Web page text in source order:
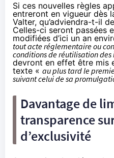
Si ces nouvelles règles
entreront en vigueur dès
Valter, qu’adviendra-t-il
Celles-ci seront passées
modifiées d’ici un an
tout acte réglementaire ou
conditions de réutilisation
devront en effet être mis
texte « au plus tard le
suivant celui de sa
Davantage de
transparence
d’exclusivité